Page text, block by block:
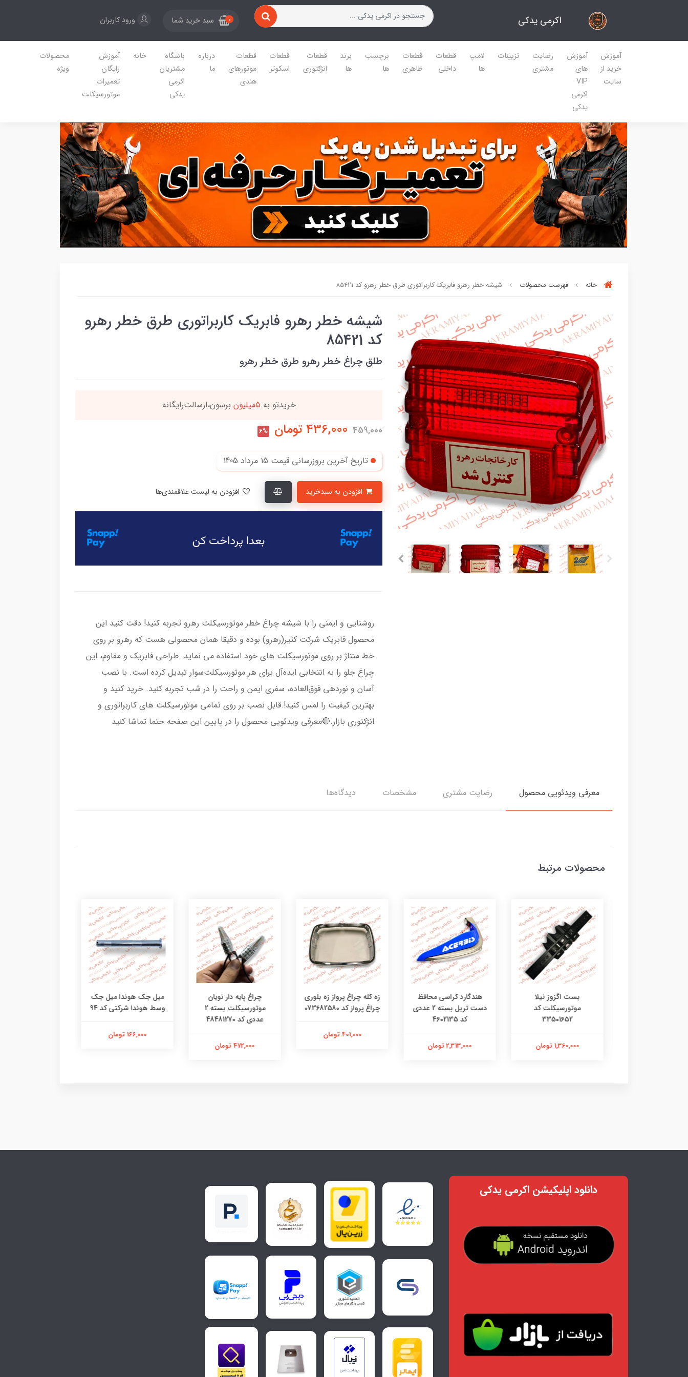
اکرمی یدکی 0 سبد خرید شما ورود کاربران
آموزش
خرید از
سایت
آموزش
های
VIP
اکرمی
یدکی
رضایت
مشتری
تزیینات
لامپ
ها
قطعات
داخلی
قطعات
ظاهری
برچسب
ها
برند
ها
قطعات
انژکتوری
قطعات
اسکوتر
قطعات
موتورهای
هندی
درباره
ما
باشگاه
مشتریان
اکرمی
یدکی
خانه
آموزش
رایگان
تعمیرات
موتورسیکلت
محصولات
ویژه
خانه فهرست محصولات شیشه خطر رهرو فابریک کاربراتوری طرق خطر رهرو کد 85421
شیشه خطر رهرو فابریک کاربراتوری طرق خطر رهرو
کد 85421
طلق چراغ خطر رهرو طرق خطر رهرو
بسته ها سرموقع(بدون‌تاخیر)ارسال میگردد خریدتو به 5میلیون برسون،ارسالت‌رایگانه
459,000
436,000 تومان 6%
تاریخ آخرین بروزرسانی قیمت 15 مرداد 1405
​​​​روشنایی و ایمنی را با شیشه چراغ خطر موتورسیکلت رهرو تجربه کنید! دقت کنید این
محصول فابریک شرکت کثیر(رهرو) بوده و دقیقا همان محصولی هست که رهرو بر روی
خط منتاژ بر روی موتورسیکلت های خود استفاده می نماید. طراحی فابریک و مقاوم، این
چراغ جلو را به انتخابی ایده‌آل برای هر موتورسیکلت‌سوار تبدیل کرده است. با نصب
آسان و نوردهی فوق‌العاده، سفری ایمن و راحت را در شب تجربه کنید. خرید کنید و
بهترین کیفیت را لمس کنید!.قابل نصب بر روی تمامی موتورسیکلت های کاربراتوری و
انژکتوری بازار.🔴معرفی ویدئویی محصول را در پایین این صفحه حتما تماشا کنید
معرفی ویدئویی محصول رضایت مشتری مشخصات دیدگاه‌ها
محصولات مرتبط
بست اگزوز نیلا
موتورسیکلت کد
33501652
1,360,000 تومان
هندگارد کراسی محافظ
دست تریل بسته 2 عددی
کد 4602135
2,313,000 تومان
زه کله چراغ پرواز زه بلوری
چراغ پرواز کد 073682580
401,000 تومان
چراغ پایه دار نویان
موتورسیکلت بسته 2
عددی کد 48481270
472,000 تومان
میل جک هوندا میل جک
وسط هوندا شرکتی کد 94
166,000 تومان
دانلود اپلیکیشن اکرمی یدکی